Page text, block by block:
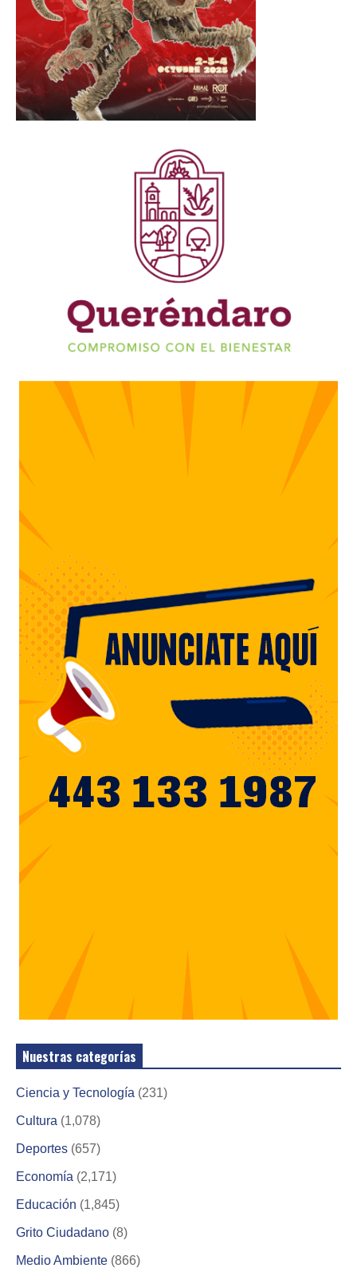
Nuestras categorías
Ciencia y Tecnología (231)
Cultura (1,078)
Deportes (657)
Economía (2,171)
Educación (1,845)
Grito Ciudadano (8)
Medio Ambiente (866)